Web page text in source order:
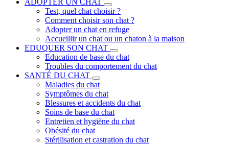
ADOPTER UN CHAT
Test, quel chat choisir ?
Comment choisir son chat ?
Adopter un chat en refuge
Accueillir un chat ou un chaton à la maison
EDUQUER SON CHAT
Education de base du chat
Troubles du comportement du chat
SANTÉ DU CHAT
Maladies du chat
Symptômes du chat
Blessures et accidents du chat
Soins de base du chat
Entretien et hygiène du chat
Obésité du chat
Stérilisation et castration du chat